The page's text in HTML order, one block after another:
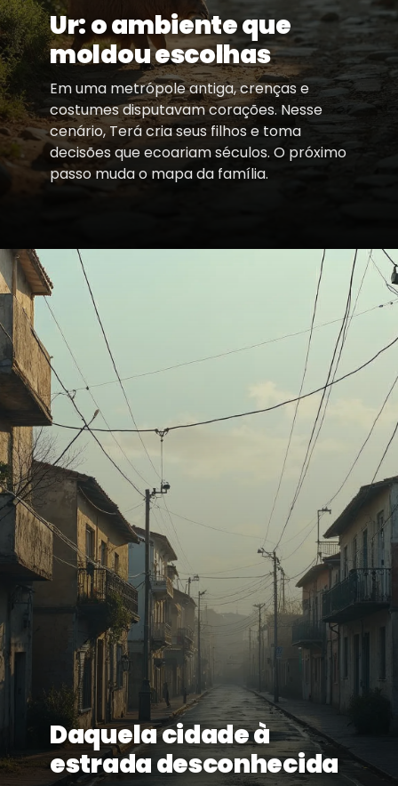
Ur: o ambiente que
moldou escolhas
Em uma metrópole antiga, crenças e
costumes disputavam corações. Nesse
cenário, Terá cria seus filhos e toma
decisões que ecoariam séculos. O próximo
passo muda o mapa da família.
Daquela cidade à
estrada desconhecida